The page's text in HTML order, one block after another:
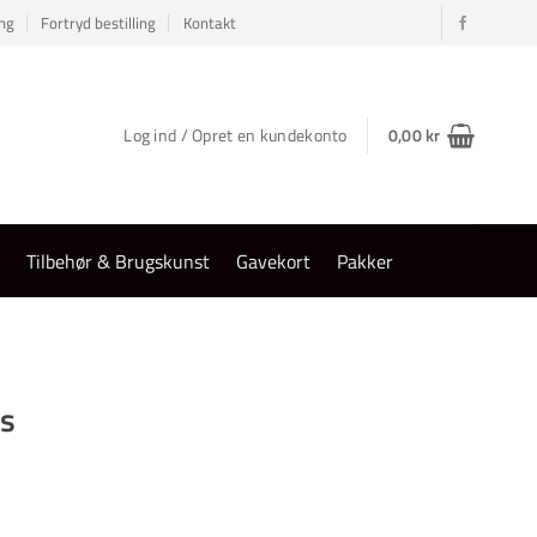
Fortryd bestilling Kontakt
Log ind / Opret en kundekonto 0,00kr
Tilbehør & Brugskunst Gavekort Pakker